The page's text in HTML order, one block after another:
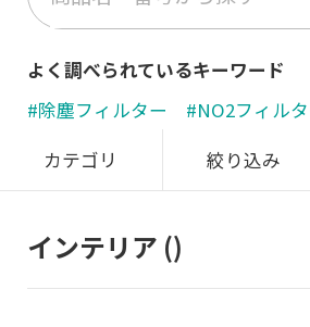
よく調べられているキーワード
#除塵フィルター
#NO2フィル
カテゴリ
絞り込み
インテリア ()